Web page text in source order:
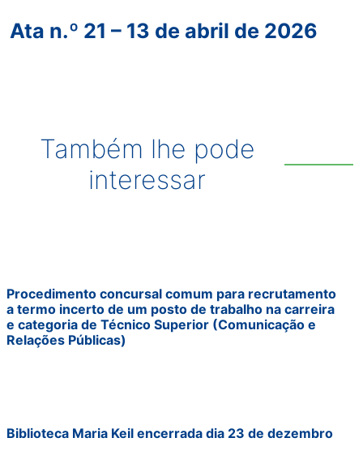
Ata n.º 21 – 13 de abril de 2026
Também lhe pode
interessar
Procedimento concursal comum para recrutamento
a termo incerto de um posto de trabalho na carreira
e categoria de Técnico Superior (Comunicação e
Relações Públicas)
Biblioteca Maria Keil encerrada dia 23 de dezembro